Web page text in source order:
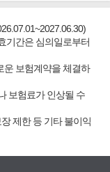
기간은 심의일로부터
보험계약을 체결하
보험료가 인상될 수
제한 등 기타 불이익